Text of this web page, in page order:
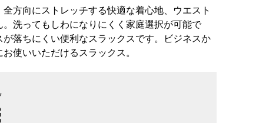
方向にストレッチする快適な着心地、ウエスト
洗ってもしわになりにくく家庭選択が可能で
落ちにくい便利なスラックスです。ビジネスか
使いいただけるスラックス。